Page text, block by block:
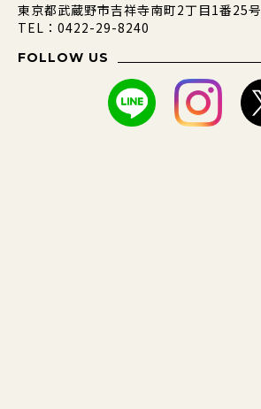
東京都武蔵野市吉祥寺南町2丁目1番25号
TEL：0422-29-8240
FOLLOW US